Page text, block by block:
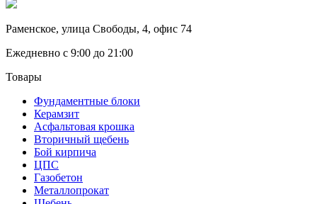
Раменское, улица Свободы, 4, офис 74
Ежедневно с 9:00 до 21:00
Товары
Фундаментные блоки
Керамзит
Асфальтовая крошка
Вторичный щебень
Бой кирпича
ЦПС
Газобетон
Металлопрокат